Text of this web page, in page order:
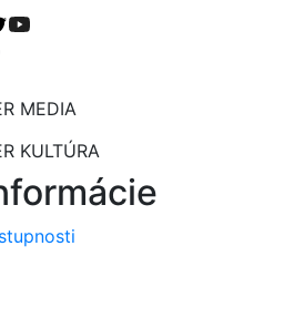
MEDIA
KULTÚRA